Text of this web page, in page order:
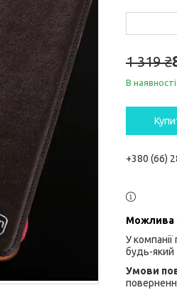
1 319 ₴
В наявності
+380 (66)
У
будь-який